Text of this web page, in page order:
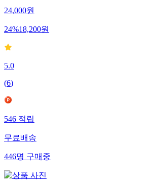
24,000원
24%18,200원
5.0
(6)
546적립
무료배송
446명구매중